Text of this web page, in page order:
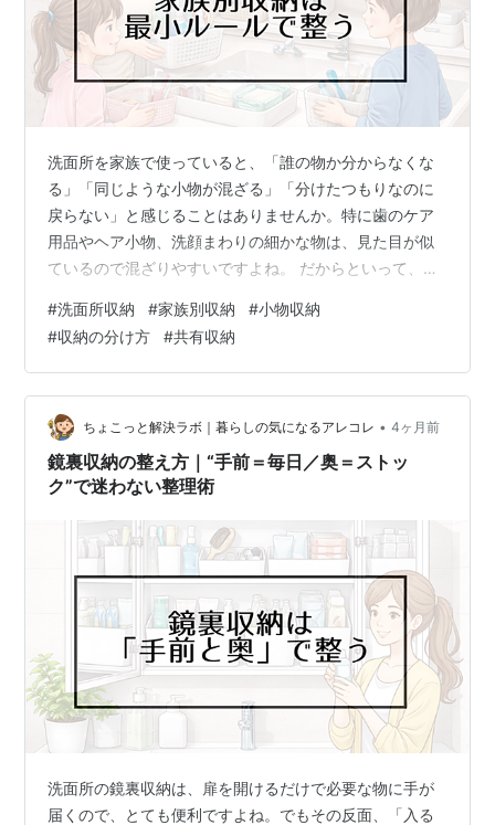
洗面所を家族で使っていると、「誰の物か分からなくな
る」「同じような小物が混ざる」「分けたつもりなのに
戻らない」と感じることはありませんか。特に歯のケア
用品やヘア小物、洗顔まわりの細かな物は、見た目が似
ているので混ざりやすいですよね。 だからといって、家
切りが増えすぎて管理しにくくなることがあります。 洗
面所収納で大切なのは、“家族別に分けること”そのものよ
り、どこまで分けるかを決めることなんですね。 この記
事では、洗面所収納を家族別に分けるときに、増やしす
ぎず続けやすい最小ルールを具体的にまとめます。 どこ
を共有にして、どこを個別に分けるとラク…
#洗面所収納 #家族別収納 #小物収納
#収納の分け方 #共有収納
ちょこっと解決ラボ｜暮らしの気になるアレコレ • 4ヶ月前
鏡裏収納の整え方｜“手前＝毎日／奥＝ストッ
ク”で迷わない整理術
洗面所の鏡裏収納は、扉を開けるだけで必要な物に手が
届くので、とても便利ですよね。でもその反面、「入る